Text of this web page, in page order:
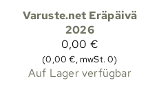
Varuste.net Eräpäivä
2026
0,00 €
(0,00 €, mwSt. 0)
Auf Lager verfügbar